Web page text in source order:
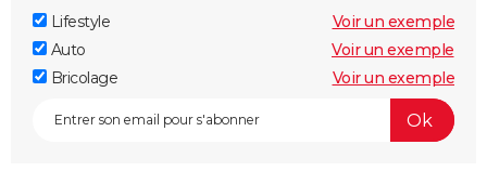
Lifestyle
Voir un exemple
Auto
Voir un exemple
Bricolage
Voir un exemple